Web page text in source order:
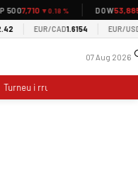
7,710▼0.18 % DOW53,885
EUR/CAD1.6154 EUR/USD
07 Aug 2026
Turneu i rrugës sjell hokejin në